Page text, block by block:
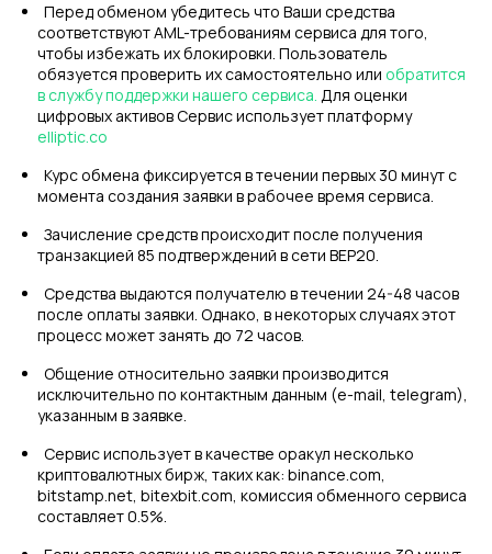
Перед обменом убедитесь что Ваши средства
соответствуют AML-требованиям сервиса для того,
чтобы избежать их блокировки. Пользователь
обязуется проверить их самостоятельно или обратится
в службу поддержки нашего сервиса. Для оценки
цифровых активов Сервис использует платформу
elliptic.co
Курс обмена фиксируется в течении первых 30 минут с
момента создания заявки в рабочее время сервиса.
Зачисление средств происходит после получения
транзакцией 85 подтверждений в сети BEP20.
Средства выдаются получателю в течении 24-48 часов
после оплаты заявки. Однако, в некоторых случаях этот
процесс может занять до 72 часов.
Общение относительно заявки производится
исключительно по контактным данным (e-mail, telegram),
указанным в заявке.
Сервис использует в качестве оракул несколько
криптовалютных бирж, таких как: binance.com,
bitstamp.net, bitexbit.com, комиссия обменного сервиса
составляет 0.5%.